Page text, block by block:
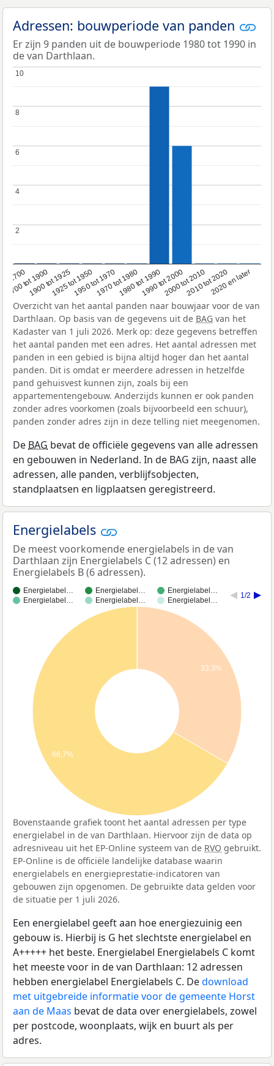
Adressen: bouwperiode van panden
Er zijn 9 panden uit de bouwperiode 1980 tot 1990 in
de van Darthlaan.
1700
1700 tot 1900
1900 tot 19251925 tot 19501950 tot 19701970 tot 19801980 tot 19901990 tot 20002000 tot 20102010 tot 20202020 en later
2
2
4
4
6
6
8
8
10
10
Overzicht van het aantal panden naar bouwjaar voor de van
Darthlaan. Op basis van de gegevens uit de BAG van het
Kadaster van 1 juli 2026. Merk op: deze gegevens betreffen
het aantal panden met een adres. Het aantal adressen met
panden in een gebied is bijna altijd hoger dan het aantal
panden. Dit is omdat er meerdere adressen in hetzelfde
pand gehuisvest kunnen zijn, zoals bij een
appartementengebouw. Anderzijds kunnen er ook panden
zonder adres voorkomen (zoals bijvoorbeeld een schuur),
panden zonder adres zijn in deze telling niet meegenomen.
De BAG bevat de officiële gegevens van alle adressen
en gebouwen in Nederland. In de BAG zijn, naast alle
adressen, alle panden, verblijfsobjecten,
standplaatsen en ligplaatsen geregistreerd.
Energielabels
De meest voorkomende energielabels in de van
Darthlaan zijn Energielabels C (12 adressen) en
Energielabels B (6 adressen).
Energielabel… Energielabel…
Energielabel…
Energielabel…
Energielabel… Energielabel…
1/2
33,3%
66,7%
Bovenstaande grafiek toont het aantal adressen per type
energielabel in de van Darthlaan. Hiervoor zijn de data op
adresniveau uit het EP-Online systeem van de RVO gebruikt.
EP-Online is de officiële landelijke database waarin
energielabels en energieprestatie-indicatoren van
gebouwen zijn opgenomen. De gebruikte data gelden voor
de situatie per 1 juli 2026.
Een energielabel geeft aan hoe energiezuinig een
gebouw is. Hierbij is G het slechtste energielabel en
A+++++ het beste. Energielabel Energielabels C komt
het meeste voor in de van Darthlaan: 12 adressen
hebben energielabel Energielabels C. Dedownload
met uitgebreide informatie voor de gemeente Horst
aan de Maas bevat de data over energielabels, zowel
per postcode, woonplaats, wijk en buurt als per
adres.